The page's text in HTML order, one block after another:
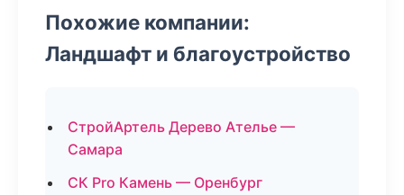
Похожие компании:
Ландшафт и благоустройство
СтройАртель Дерево Ателье —
Самара
СК Pro Камень — Оренбург